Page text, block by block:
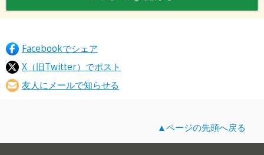
Facebookでシェア
X（旧Twitter）でポスト
友人にメールで知らせる
▲ページの先頭へ戻る